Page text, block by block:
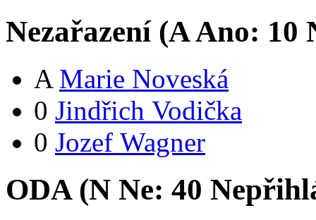
Nezařazení (AAno: 10
A Marie Noveská
0 Jindřich Vodička
0 Jozef Wagner
ODA (N Ne: 40